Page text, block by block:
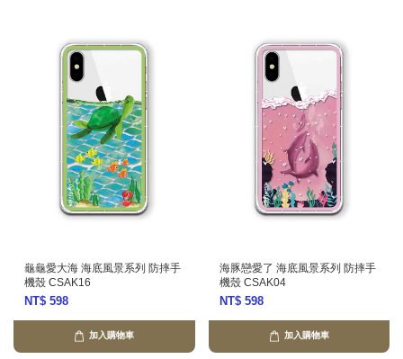
龜龜愛大海 海底風景系列 防摔手
機殼 CSAK16
NT$ 598
加入購物車
海豚戀愛了 海底風景系列 防摔手
機殼 CSAK04
NT$ 598
加入購物車